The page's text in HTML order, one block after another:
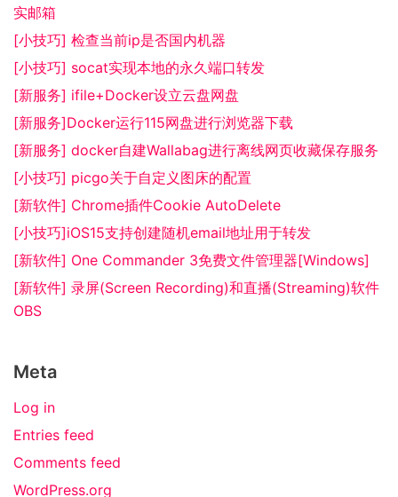
实邮箱
[小技巧] 检查当前ip是否国内机器
[小技巧] socat实现本地的永久端口转发
[新服务] ifile+Docker设立云盘网盘
[新服务]Docker运行115网盘进行浏览器下载
[新服务] docker自建Wallabag进行离线网页收藏保存服务
[小技巧] picgo关于自定义图床的配置
[新软件] Chrome插件Cookie AutoDelete
[小技巧]iOS15支持创建随机email地址用于转发
[新软件] One Commander 3免费文件管理器[Windows]
[新软件] 录屏(Screen Recording)和直播(Streaming)软件
OBS
Meta
Log in
Entries feed
Comments feed
WordPress.org